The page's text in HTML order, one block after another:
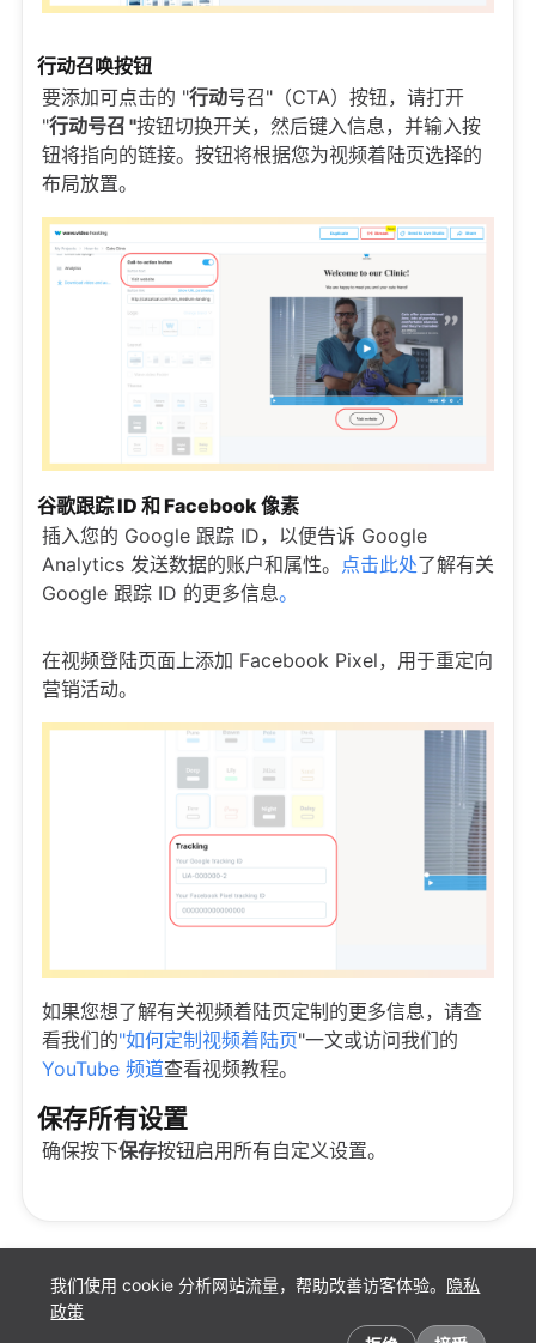
我们使用 cookie 分析网站流量，帮助改善访客体验。 隐私
政策
行动召唤按钮
要添加可点击的 "行动号召"（CTA）按钮，请打开
"行动号召 "按钮切换开关，然后键入信息，并输入按
钮将指向的链接。按钮将根据您为视频着陆页选择的
布局放置。
谷歌跟踪 ID 和 Facebook 像素
插入您的 Google 跟踪 ID，以便告诉 Google
Analytics 发送数据的账户和属性。 点击此处了解有关
Google 跟踪 ID 的更多信息。
在视频登陆页面上添加 Facebook Pixel，用于重定向
营销活动。
如果您想了解有关视频着陆页定制的更多信息，请查
看我们的"如何定制视频着陆页"一文或访问我们的
YouTube 频道查看视频教程。
保存所有设置
确保按下保存按钮启用所有自定义设置。
Cookie 偏好